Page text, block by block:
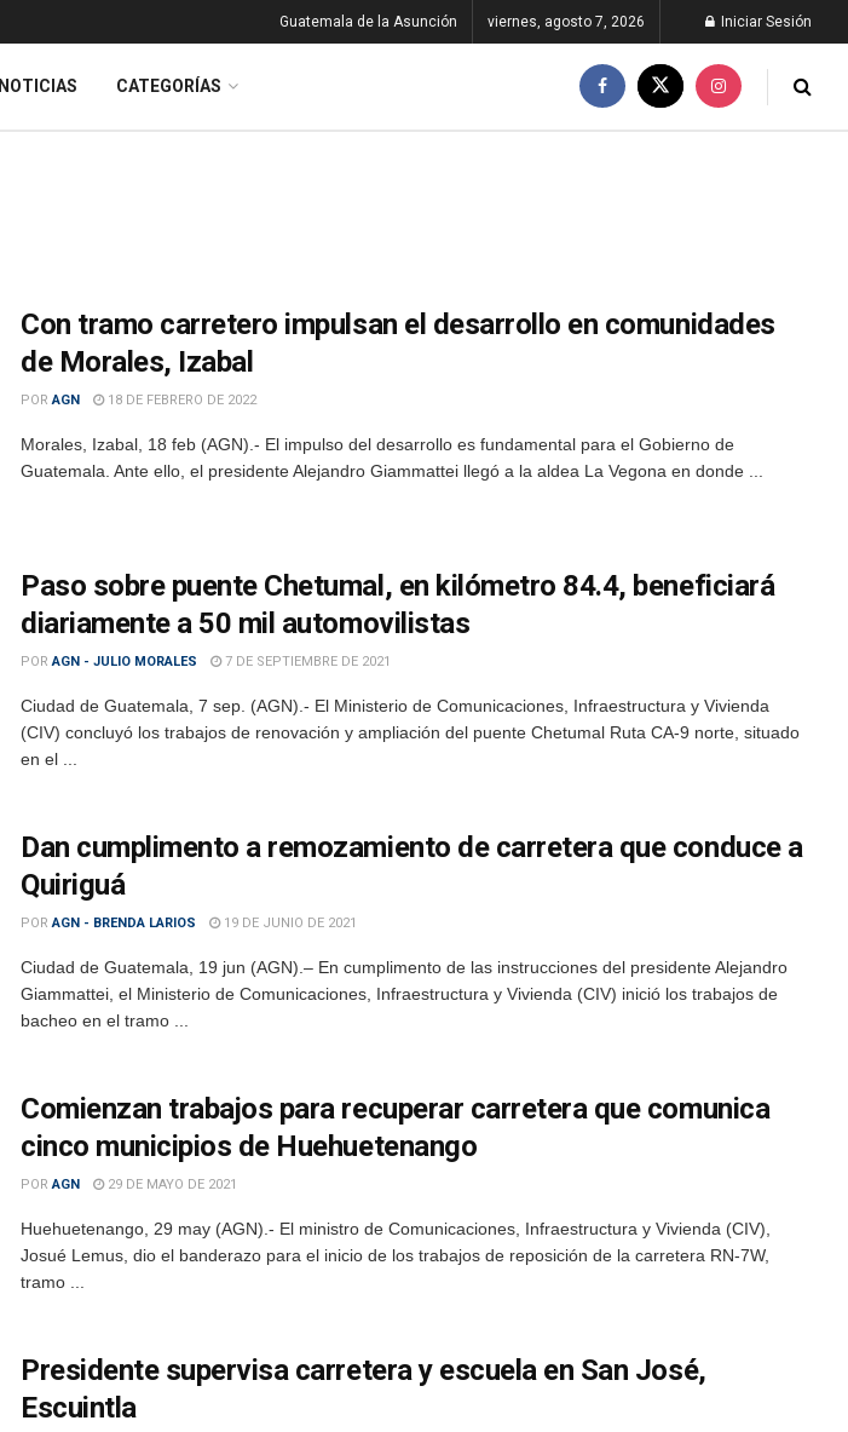
Guatemala de la Asunción viernes, agosto 7, 2026 Iniciar Sesión
NOTICIAS CATEGORÍAS
Con tramo carretero impulsan el desarrollo en comunidades
de Morales, Izabal
POR AGN 18 DE FEBRERO DE 2022
Morales, Izabal, 18 feb (AGN).- El impulso del desarrollo es fundamental para el Gobierno de
Guatemala. Ante ello, el presidente Alejandro Giammattei llegó a la aldea La Vegona en donde ...
Paso sobre puente Chetumal, en kilómetro 84.4, beneficiará
diariamente a 50 mil automovilistas
POR AGN - JULIO MORALES 7 DE SEPTIEMBRE DE 2021
Ciudad de Guatemala, 7 sep. (AGN).- El Ministerio de Comunicaciones, Infraestructura y Vivienda
(CIV) concluyó los trabajos de renovación y ampliación del puente Chetumal Ruta CA-9 norte, situado
en el ...
Dan cumplimento a remozamiento de carretera que conduce a
Quiriguá
POR AGN - BRENDA LARIOS 19 DE JUNIO DE 2021
Ciudad de Guatemala, 19 jun (AGN).– En cumplimento de las instrucciones del presidente Alejandro
Giammattei, el Ministerio de Comunicaciones, Infraestructura y Vivienda (CIV) inició los trabajos de
bacheo en el tramo ...
Comienzan trabajos para recuperar carretera que comunica
cinco municipios de Huehuetenango
POR AGN 29 DE MAYO DE 2021
Huehuetenango, 29 may (AGN).- El ministro de Comunicaciones, Infraestructura y Vivienda (CIV),
Josué Lemus, dio el banderazo para el inicio de los trabajos de reposición de la carretera RN-7W,
tramo ...
Presidente supervisa carretera y escuela en San José,
Escuintla